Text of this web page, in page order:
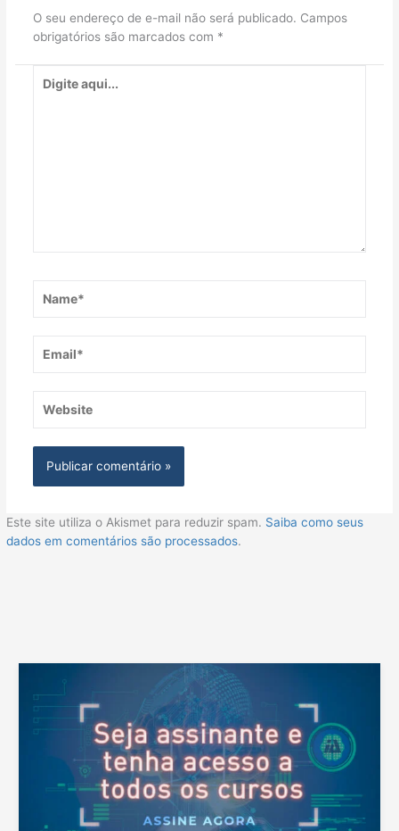
O seu endereço de e-mail não será publicado. Campos
obrigatórios são marcados com *
aqui...
Este site utiliza o Akismet para reduzir spam. Saiba como seus
dados em comentários são processados.